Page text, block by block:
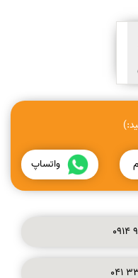
واتساپ
0914
041